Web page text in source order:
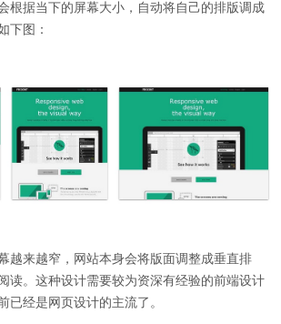
根据当下的屏幕大小，自动将自己的排版调成
下图：
来越窄，网站本身会将版面调整成垂直排
读。这种设计需要较为资深有经验的前端设计
已经是网页设计的主流了。